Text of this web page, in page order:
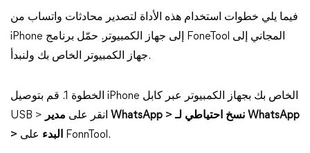
فيما يلي خطوات استخدام هذه الأداة لتصدير محادثات واتساب من
iPhone إلى جهاز الكمبيوتر. حمّل برنامج FoneTool المجاني إلى
جهاز الكمبيوتر الخاص بك ولنبدأ.
الخطوة 1. قم بتوصيل iPhone الخاص بك بجهاز الكمبيوتر عبر كابل
USB > انقر على مدير WhatsApp > نسخ احتياطي لـ WhatsApp
> البدء
على FonnTool.